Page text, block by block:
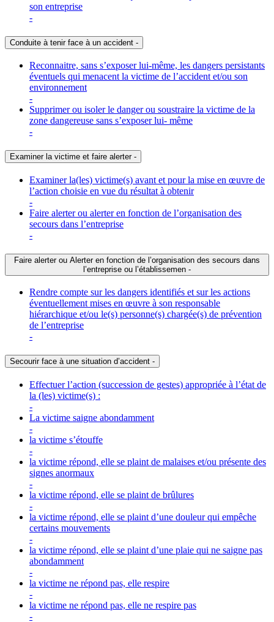
son entreprise
-
Conduite à tenir face à un accident -
Reconnaitre, sans s’exposer lui-même, les dangers persistants
éventuels qui menacent la victime de l’accident et/ou son
environnement
-
Supprimer ou isoler le danger ou soustraire la victime de la
zone dangereuse sans s’exposer lui- même
-
Examiner la victime et faire alerter -
Examiner la(les) victime(s) avant et pour la mise en œuvre de
l’action choisie en vue du résultat à obtenir
-
Faire alerter ou alerter en fonction de l’organisation des
secours dans l’entreprise
-
Faire alerter ou Alerter en fonction de l’organisation des secours dans
l’entreprise ou l’établissemen -
Rendre compte sur les dangers identifiés et sur les actions
éventuellement mises en œuvre à son responsable
hiérarchique et/ou le(s) personne(s) chargée(s) de prévention
de l’entreprise
-
Secourir face à une situation d’accident -
Effectuer l’action (succession de gestes) appropriée à l’état de
la (les) victime(s) :
-
La victime saigne abondamment
-
la victime s’étouffe
-
la victime répond, elle se plaint de malaises et/ou présente des
signes anormaux
-
la victime répond, elle se plaint de brûlures
-
la victime répond, elle se plaint d’une douleur qui empêche
certains mouvements
-
la victime répond, elle se plaint d’une plaie qui ne saigne pas
abondamment
-
la victime ne répond pas, elle respire
-
la victime ne répond pas, elle ne respire pas
-